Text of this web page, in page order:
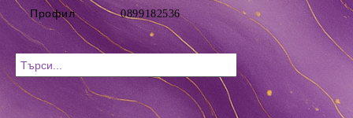
Профил 0899182536